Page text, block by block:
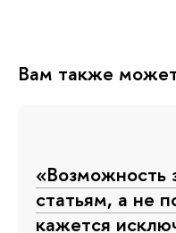
Вам также
«Возможность
статьям, а не
кажется